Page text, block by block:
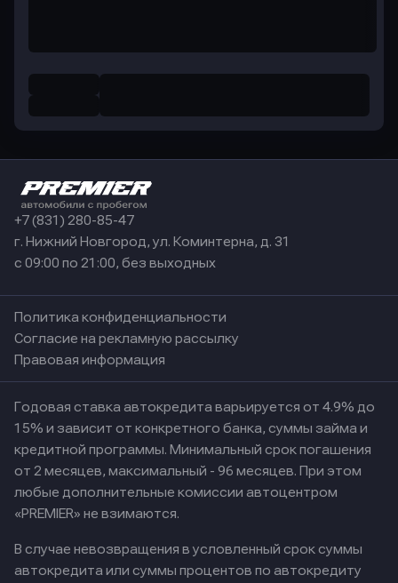
+7 (831) 280-85-47
г. Нижний Новгород, ул. Коминтерна, д. 31
с 09:00 по 21:00, без выходных
Политика конфиденциальности
Согласие на рекламную рассылку
Правовая информация
Годовая ставка автокредита варьируется от 4.9% до
15% и зависит от конкретного банка, суммы займа и
кредитной программы. Минимальный срок погашения
от 2 месяцев, максимальный - 96 месяцев. При этом
любые дополнительные комиссии автоцентром
«PREMIER» не взимаются.
В случае невозвращения в условленный срок суммы
автокредита или суммы процентов по автокредиту